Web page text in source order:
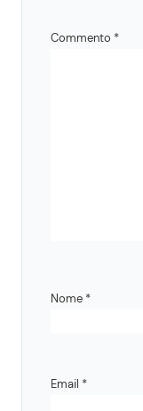
Commento *
Nome *
Email *